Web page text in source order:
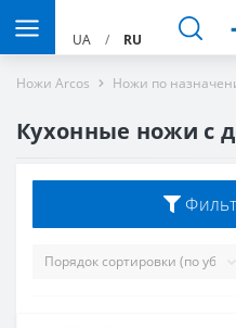
UA / RU
Ножи Arcos Ножи по
Кухонные ножи с